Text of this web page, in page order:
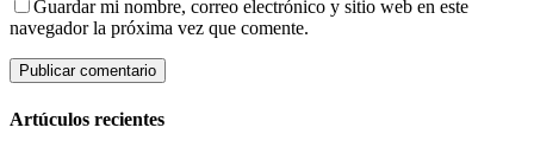
Guardar mi nombre, correo electrónico y sitio web en este
navegador la próxima vez que comente.
Artúculos recientes